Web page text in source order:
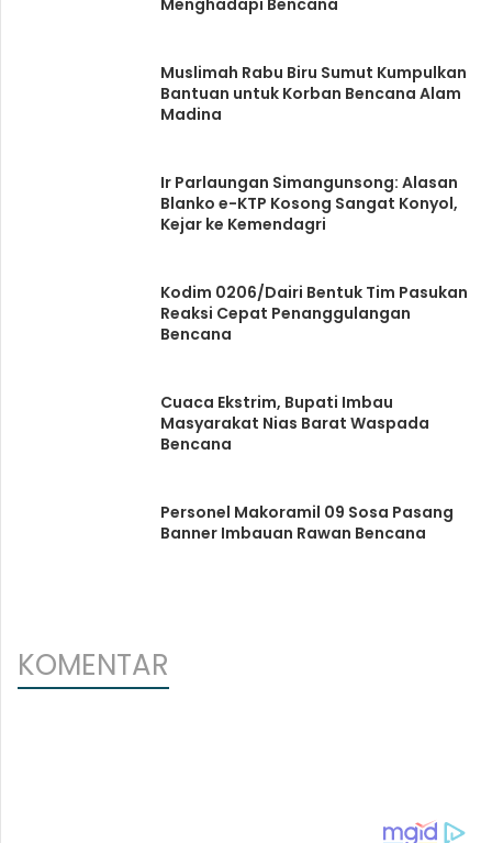
Muslimah Rabu Biru Sumut Kumpulkan
Bantuan untuk Korban Bencana Alam
Madina
Ir Parlaungan Simangunsong: Alasan
Blanko e-KTP Kosong Sangat Konyol,
Kejar ke Kemendagri
Kodim 0206/Dairi Bentuk Tim Pasukan
Reaksi Cepat Penanggulangan
Bencana
Cuaca Ekstrim, Bupati Imbau
Masyarakat Nias Barat Waspada
Bencana
Personel Makoramil 09 Sosa Pasang
Banner Imbauan Rawan Bencana
KOMENTAR